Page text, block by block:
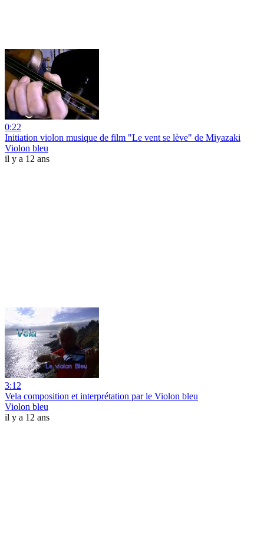
0:22
Initiation violon musique de film "Le vent se lève" de Miyazaki
Violon bleu
il y a 12 ans
3:12
Vela composition et interprétation par le Violon bleu
Violon bleu
il y a 12 ans